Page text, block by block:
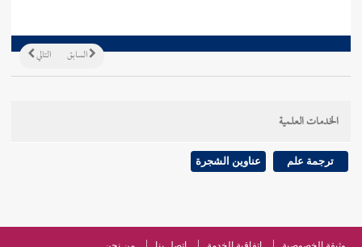
التالي السابق
الخدمات العلمية
ترجمة علم عناوين الشجرة